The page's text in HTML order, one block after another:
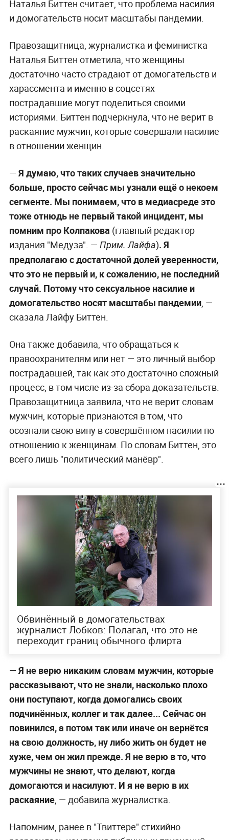
Наталья Биттен считает, что проблема насилия
и домогательств носит масштабы пандемии.
Правозащитница, журналистка и феминистка
Наталья Биттен отметила, что женщины
достаточно часто страдают от домогательств и
харассмента и именно в соцсетях
пострадавшие могут поделиться своими
историями. Биттен подчеркнула, что не верит в
раскаяние мужчин, которые совершали насилие
в отношении женщин.
— Я думаю, что таких случаев значительно
больше, просто сейчас мы узнали ещё о некоем
сегменте. Мы понимаем, что в медиасреде это
тоже отнюдь не первый такой инцидент, мы
помним про Колпакова (главный редактор
издания "Медуза". — Прим. Лайфа). Я
предполагаю с достаточной долей уверенности,
что это не первый и, к сожалению, не последний
случай. Потому что сексуальное насилие и
домогательство носят масштабы пандемии, —
сказала Лайфу Биттен.
Она также добавила, что обращаться к
правоохранителям или нет — это личный выбор
пострадавшей, так как это достаточно сложный
процесс, в том числе из-за сбора доказательств.
Правозащитница заявила, что не верит словам
мужчин, которые признаются в том, что
осознали свою вину в совершённом насилии по
отношению к женщинам. По словам Биттен, это
всего лишь "политический манёвр".
Обвинённый в домогательствах
журналист Лобков: Полагал, что это не
переходит границ обычного флирта
— Я не верю никаким словам мужчин, которые
рассказывают, что не знали, насколько плохо
они поступают, когда домогались своих
подчинённых, коллег и так далее... Сейчас он
повинился, а потом так или иначе он вернётся
на свою должность, ну либо жить он будет не
хуже, чем он жил прежде. Я не верю в то, что
мужчины не знают, что делают, когда
домогаются и насилуют. И я не верю в их
раскаяние, — добавила журналистка.
Напомним, ранее в "Твиттере" стихийно